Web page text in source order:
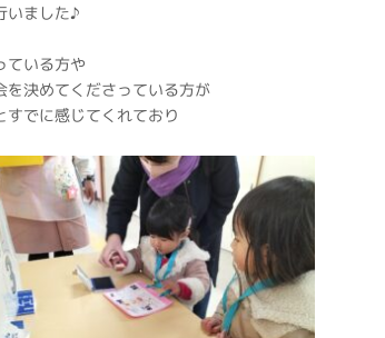
いました♪
ている方や
決めてくださっている方が
でに感じてくれており